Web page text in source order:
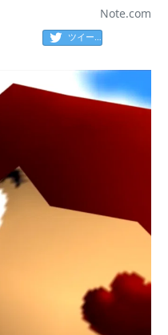
Note.com
ツイート